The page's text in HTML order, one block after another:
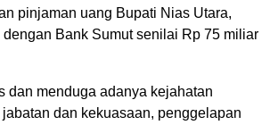
pinjaman uang Bupati Nias Utara,
Bank Sumut senilai Rp 75 miliar
dan menduga adanya kejahatan
dan kekuasaan, penggelapan